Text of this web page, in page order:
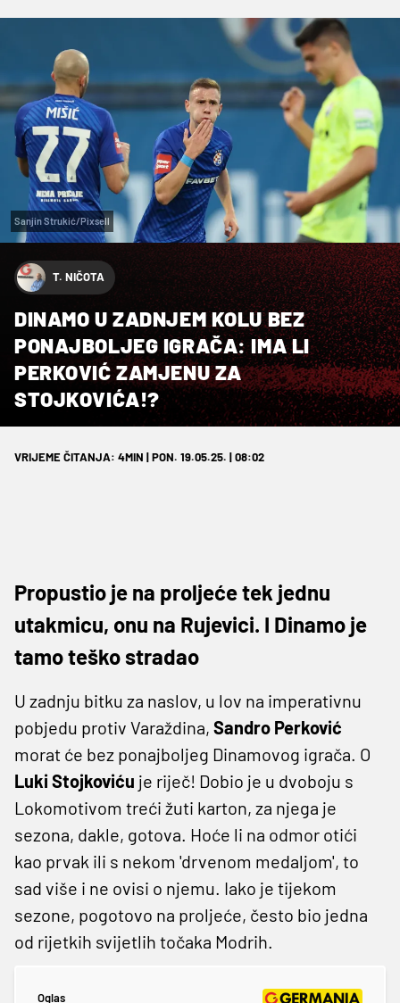
Sanjin Strukić/Pixsell
T. NIČOTA
DINAMO U ZADNJEM KOLU BEZ
PONAJBOLJEG IGRAČA: IMA LI
PERKOVIĆ ZAMJENU ZA
STOJKOVIĆA!?
VRIJEME ČITANJA: 4MIN | PON. 19.05.25. | 08:02
Propustio je na proljeće tek jednu
utakmicu, onu na Rujevici. I Dinamo je
tamo teško stradao
U zadnju bitku za naslov, u lov na imperativnu
pobjedu protiv Varaždina, Sandro Perković
morat će bez ponajboljeg Dinamovog igrača. O
Luki Stojkoviću je riječ! Dobio je u dvoboju s
Lokomotivom treći žuti karton, za njega je
sezona, dakle, gotova. Hoće li na odmor otići
kao prvak ili s nekom 'drvenom medaljom', to
sad više i ne ovisi o njemu. Iako je tijekom
sezone, pogotovo na proljeće, često bio jedna
od rijetkih svijetlih točaka Modrih.
Oglas